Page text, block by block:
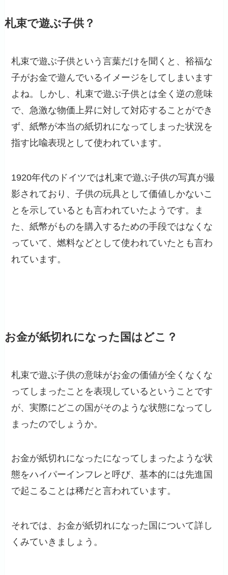
札束で遊ぶ子供？
札束で遊ぶ子供という言葉だけを聞くと、裕福な
子がお金で遊んでいるイメージをしてしまいます
よね。しかし、札束で遊ぶ子供とは全く逆の意味
で、急激な物価上昇に対して対応することができ
ず、紙幣が本当の紙切れになってしまった状況を
指す比喩表現として使われています。
1920年代のドイツでは札束で遊ぶ子供の写真が撮
影されており、子供の玩具として価値しかないこ
とを示しているとも言われていたようです。ま
た、紙幣がものを購入するための手段ではなくな
っていて、燃料などとして使われていたとも言わ
れています。
お金が紙切れになった国はどこ？
札束で遊ぶ子供の意味がお金の価値が全くなくな
ってしまったことを表現しているということです
が、実際にどこの国がそのような状態になってし
まったのでしょうか。
お金が紙切れになったになってしまったような状
態をハイパーインフレと呼び、基本的には先進国
で起こることは稀だと言われています。
それでは、お金が紙切れになった国について詳し
くみていきましょう。